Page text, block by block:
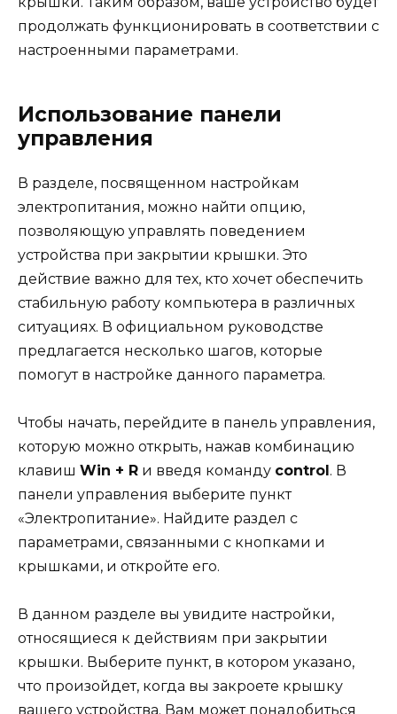
продолжать функционировать в соответствии с
настроенными параметрами.
Использование панели
управления
В разделе, посвященном настройкам
электропитания, можно найти опцию,
позволяющую управлять поведением
устройства при закрытии крышки. Это
действие важно для тех, кто хочет обеспечить
стабильную работу компьютера в различных
ситуациях. В официальном руководстве
предлагается несколько шагов, которые
помогут в настройке данного параметра.
Чтобы начать, перейдите в панель управления,
которую можно открыть, нажав комбинацию
клавиш Win + R и введя команду control. В
панели управления выберите пункт
«Электропитание». Найдите раздел с
параметрами, связанными с кнопками и
крышками, и откройте его.
В данном разделе вы увидите настройки,
относящиеся к действиям при закрытии
крышки. Выберите пункт, в котором указано,
что произойдет, когда вы закроете крышку
вашего устройства. Вам может понадобиться